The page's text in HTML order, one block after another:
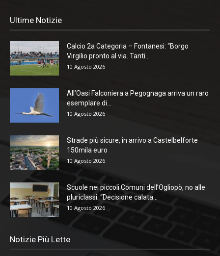
Ultime Notizie
Calcio 2a Categoria – Fontanesi: “Borgo
Virgilio pronto al via. Tanti...
10 Agosto 2026
All’Oasi Falconiera a Pegognaga arriva un raro
esemplare di...
10 Agosto 2026
Strade più sicure, in arrivo a Castelbelforte
150mila euro
10 Agosto 2026
Scuole nei piccoli Comuni dell’Ogliopò, no alle
pluriclassi: “Decisione calata...
10 Agosto 2026
Notizie Più Lette